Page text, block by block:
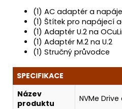
(1) AC adaptér a
(1) Štítek pro napájecí
(1) Adaptér U.2 na
(1) Adaptér M.2 na U.2
(1) Stručný průvodce
SPECIFIKACE
Název
produktu
NVMe Drive